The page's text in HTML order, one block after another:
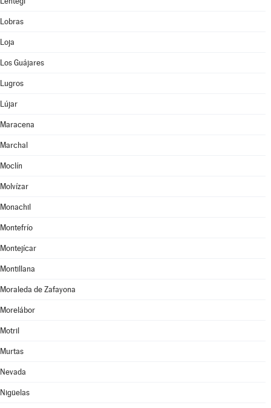
Lobras
Loja
Los Guájares
Lugros
Lújar
Maracena
Marchal
Moclín
Molvízar
Monachil
Montefrío
Montejícar
Montillana
Moraleda de Zafayona
Morelábor
Motril
Murtas
Nevada
Nigüelas